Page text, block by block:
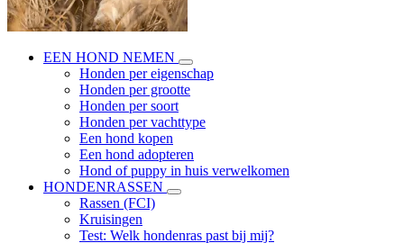
EEN HOND NEMEN
Honden per eigenschap
Honden per grootte
Honden per soort
Honden per vachttype
Een hond kopen
Een hond adopteren
Hond of puppy in huis verwelkomen
HONDENRASSEN
Rassen (FCI)
Kruisingen
Test: Welk hondenras past bij mij?